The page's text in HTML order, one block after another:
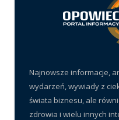
Najnowsze informacje,
wydarzeń, wywiady z
świata biznesu, ale
zdrowia i wielu innych